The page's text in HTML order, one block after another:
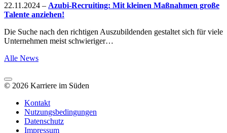
22.11.2024 – Azubi-Recruiting: Mit kleinen Maßnahmen große
Talente anziehen!
Die Suche nach den richtigen Auszubildenden gestaltet sich für viele
Unternehmen meist schwieriger…
Alle News
© 2026 Karriere im Süden
Kontakt
Nutzungsbedingungen
Datenschutz
Impressum